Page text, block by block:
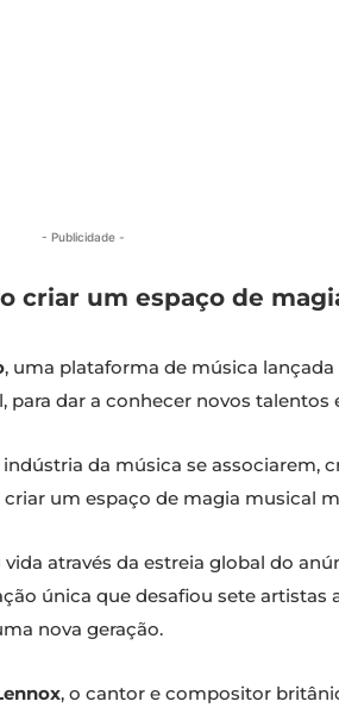
- Publicidade -
criar um espaço de
, uma plataforma de música
dar a conhecer novos talentos
da música se associarem,
um espaço de magia musical
através da estreia global do
única que desafiou sete artistas
nova geração.
, o cantor e compositor